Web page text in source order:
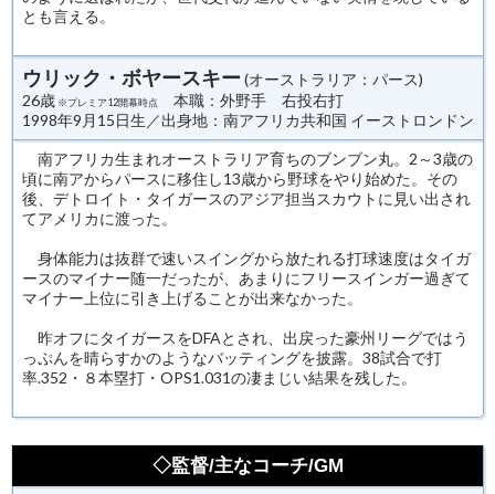
とも言える。
ウリック・ボヤースキー(オーストラリア：パース)
26歳 ※プレミア12開幕時点
本職：外野手 右投右打
1998年9月15日生／出身地：南アフリカ共和国 イーストロンドン
南アフリカ生まれオーストラリア育ちのブンブン丸。2～3歳の
頃に南アからパースに移住し13歳から野球をやり始めた。その
後、デトロイト・タイガースのアジア担当スカウトに見い出され
てアメリカに渡った。
身体能力は抜群で速いスイングから放たれる打球速度はタイガ
ースのマイナー随一だったが、あまりにフリースインガー過ぎて
マイナー上位に引き上げることが出来なかった。
昨オフにタイガースをDFAとされ、出戻った豪州リーグではう
っぷんを晴らすかのようなバッティングを披露。38試合で打
率.352・８本塁打・OPS1.031の凄まじい結果を残した。
◇監督/主なコーチ/GM